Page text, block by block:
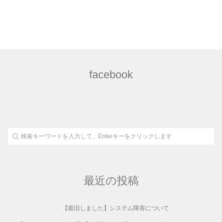
facebook
最近の投稿
【復旧しました】システム障害について